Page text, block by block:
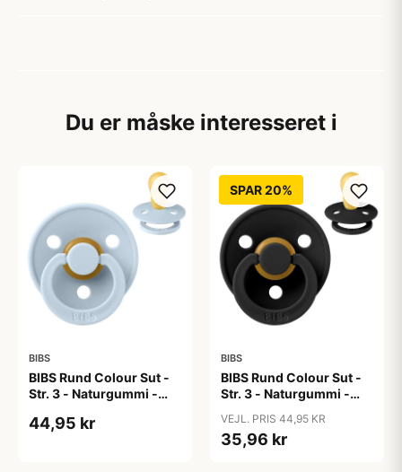
Du er måske interesseret i
BIBS
BIBS Rund Colour Sut -
Str. 3 - Naturgummi -
44,95 kr
SPAR 20%
BIBS
BIBS Rund Colour Sut -
Str. 3 - Naturgummi -
VEJL. PRIS 44,95 KR
35,96 kr